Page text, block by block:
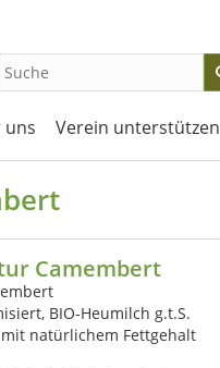
uns Verein unterstützen
Camembert
BIO-Heumilch g.t.S.
mit natürlichem Fettgehalt